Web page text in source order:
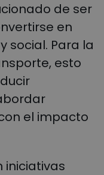
de ser
en
social. Para la
esto
el impacto
iniciativas